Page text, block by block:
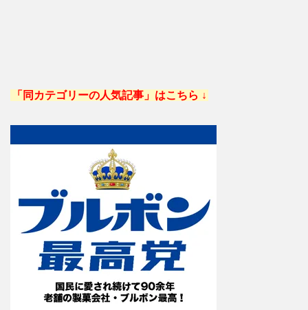
「同カテゴリーの人気記事」はこちら ↓